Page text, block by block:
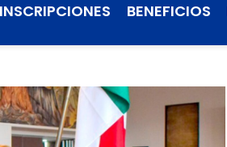
INSCRIPCIONES BENEFICIOS